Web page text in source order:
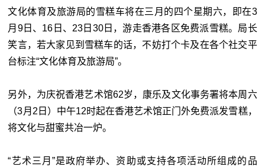
文化体育及旅游局的雪糕车将在三月的四个星期六，即在3
月9日、16日、23日30日，游走香港各区免费派雪糕。局长
笑言，若大家见到雪糕车的话，不妨打个卡及在各个社交平
台标注“文化体育及旅游局”。
另外，为庆祝香港艺术馆62岁，康乐及文化事务署将本周六
（3月2日）中午12时起在香港艺术馆正门外免费派发雪糕，
将文化与甜蜜共冶一炉。
“艺术三月”是政府举办、资助或支持各项活动所组成的品